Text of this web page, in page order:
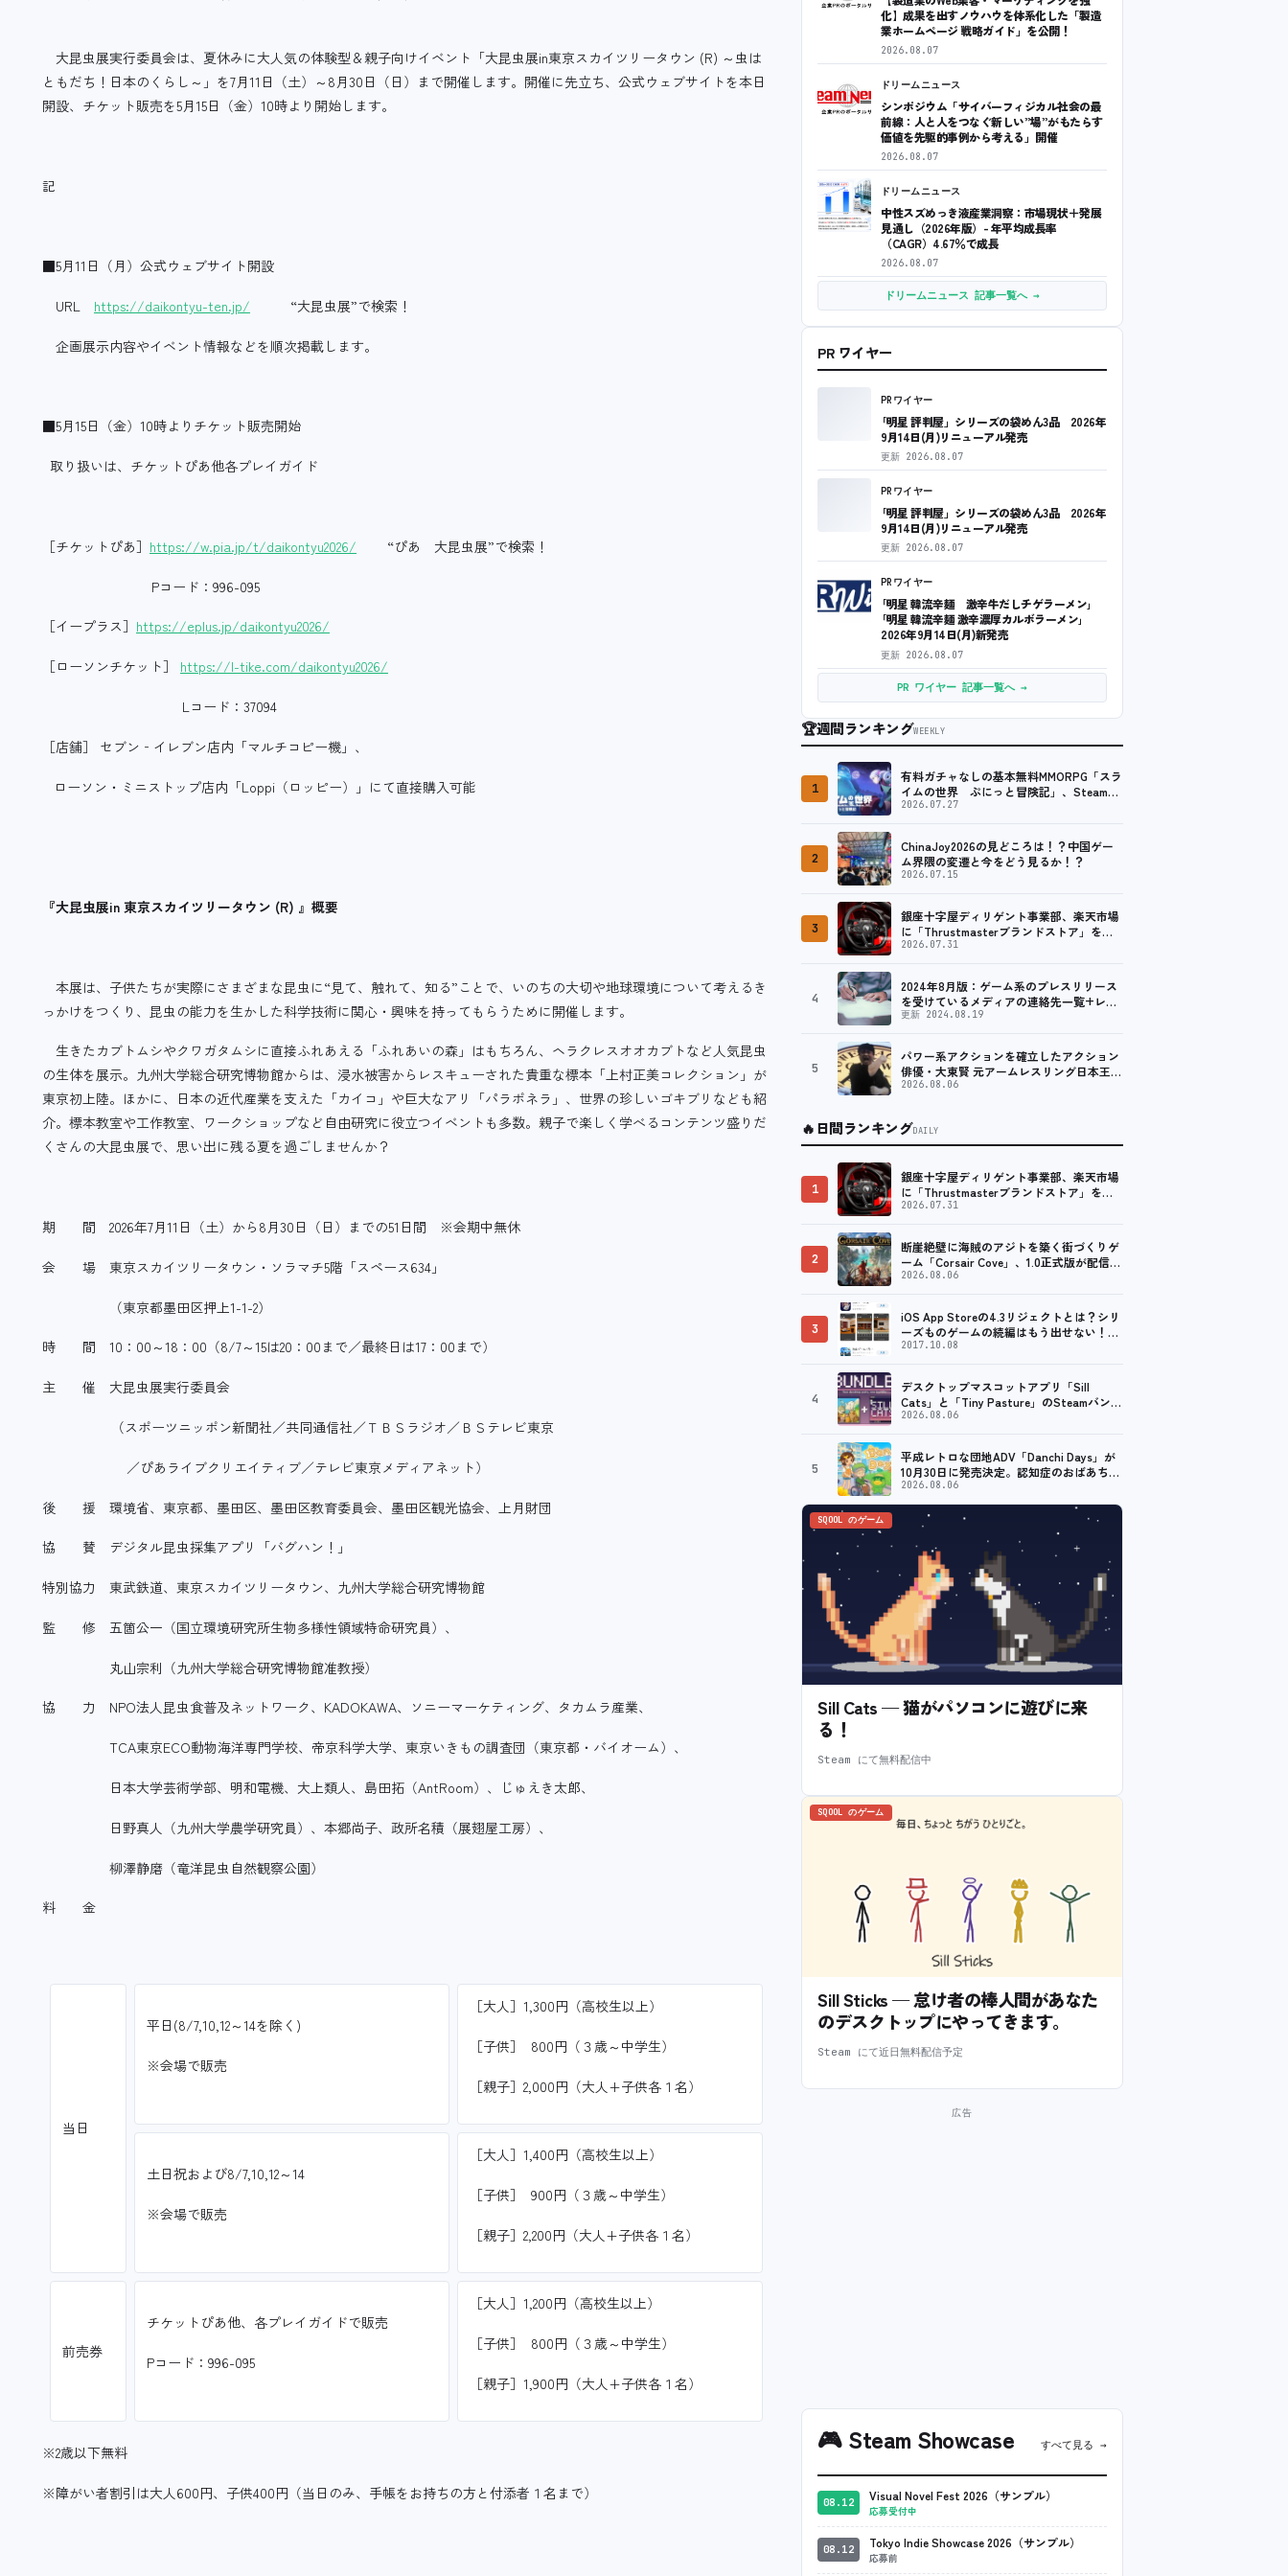
大昆虫展実行委員会は、夏休みに大人気の体験型＆親子向けイベント「大昆虫展in東京スカイツリータウン (R) ～虫は
ともだち！日本のくらし～」を7月11日（土）～8月30日（日）まで開催します。開催に先立ち、公式ウェブサイトを本日
開設、チケット販売を5月15日（金）10時より開始します。
記
■5月11日（月）公式ウェブサイト開設
URL https://daikontyu-ten.jp/ “大昆虫展”で検索！
企画展示内容やイベント情報などを順次掲載します。
■5月15日（金）10時よりチケット販売開始
取り扱いは、チケットぴあ他各プレイガイド
［チケットぴあ］ https://w.pia.jp/t/daikontyu2026/ “ぴあ 大昆虫展”で検索！
Pコード：996-095
［イープラス］ https://eplus.jp/daikontyu2026/
［ローソンチケット］ https://l-tike.com/daikontyu2026/
Lコード：37094
［店舗］ セブン‐イレブン店内「マルチコピー機」、
ローソン・ミニストップ店内「Loppi（ロッピー）」にて直接購入可能
『大昆虫展in 東京スカイツリータウン (R) 』概要
本展は、子供たちが実際にさまざまな昆虫に“見て、触れて、知る”ことで、いのちの大切や地球環境について考えるき
っかけをつくり、昆虫の能力を生かした科学技術に関心・興味を持ってもらうために開催します。
生きたカブトムシやクワガタムシに直接ふれあえる「ふれあいの森」はもちろん、ヘラクレスオオカブトなど人気昆虫
の生体を展示。九州大学総合研究博物館からは、浸水被害からレスキューされた貴重な標本「上村正美コレクション」が
東京初上陸。ほかに、日本の近代産業を支えた「カイコ」や巨大なアリ「パラポネラ」、世界の珍しいゴキブリなども紹
介。標本教室や工作教室、ワークショップなど自由研究に役立つイベントも多数。親子で楽しく学べるコンテンツ盛りだ
くさんの大昆虫展で、思い出に残る夏を過ごしませんか？
期 間 2026年7月11日（土）から8月30日（日）までの51日間 ※会期中無休
会 場 東京スカイツリータウン・ソラマチ5階「スペース634」
（東京都墨田区押上1-1-2）
時 間 10：00～18：00（8/7～15は20：00まで／最終日は17：00まで）
主 催 大昆虫展実行委員会
（スポーツニッポン新聞社／共同通信社／ＴＢＳラジオ／ＢＳテレビ東京
／ぴあライブクリエイティブ／テレビ東京メディアネット）
後 援 環境省、東京都、墨田区、墨田区教育委員会、墨田区観光協会、上月財団
協 賛 デジタル昆虫採集アプリ「バグハン！」
特別協力 東武鉄道、東京スカイツリータウン、九州大学総合研究博物館
監 修 五箇公一（国立環境研究所生物多様性領域特命研究員）、
丸山宗利（九州大学総合研究博物館准教授）
協 力 NPO法人昆虫食普及ネットワーク、KADOKAWA、ソニーマーケティング、タカムラ産業、
TCA東京ECO動物海洋専門学校、帝京科学大学、東京いきもの調査団（東京都・バイオーム）、
日本大学芸術学部、明和電機、大上類人、島田拓（AntRoom）、じゅえき太郎、
日野真人（九州大学農学研究員）、本郷尚子、政所名積（展翅屋工房）、
柳澤静磨（竜洋昆虫自然観察公園）
料 金
当日
平日(8/7,10,12～14を除く)
※会場で販売
［大人］1,300円（高校生以上）
［子供］ 800円（３歳～中学生）
［親子］2,000円（大人+子供各１名）
土日祝および8/7,10,12～14
※会場で販売
［大人］1,400円（高校生以上）
［子供］ 900円（３歳～中学生）
［親子］2,200円（大人+子供各１名）
前売券
チケットぴあ他、各プレイガイドで販売
Pコード：996-095
［大人］1,200円（高校生以上）
［子供］ 800円（３歳～中学生）
［親子］1,900円（大人+子供各１名）
※2歳以下無料
※障がい者割引は大人600円、子供400円（当日のみ、手帳をお持ちの方と付添者１名まで）
化】成果を出すノウハウを体系化した「製造
業ホームページ 戦略ガイド」を公開！
2026.08.07
ドリームニュース
シンポジウム「サイバーフィジカル社会の最
前線：人と人をつなぐ新しい”場”がもたらす
価値を先駆的事例から考える」開催
2026.08.07
ドリームニュース
中性スズめっき液産業洞察：市場現状＋発展
見通し（2026年版）- 年平均成長率
（CAGR）4.67％で成長
2026.08.07
ドリームニュース 記事一覧へ →
PR ワイヤー
PRワイヤー
｢明星 評判屋」シリーズの袋めん3品 2026年
9月14日(月)リニューアル発売
更新 2026.08.07
PRワイヤー
｢明星 評判屋」シリーズの袋めん3品 2026年
9月14日(月)リニューアル発売
更新 2026.08.07
PRワイヤー
｢明星 韓流辛麺 激辛牛だしチゲラーメン｣
｢明星 韓流辛麺 激辛濃厚カルボラーメン｣
2026年9月14日(月)新発売
更新 2026.08.07
PR ワイヤー 記事一覧へ →
🏆週間ランキングWEEKLY
1
有料ガチャなしの基本無料MMORPG「スラ
イムの世界 ぷにっと冒険記」、Steam向
けの無料体験版が8月末に配信決定
2026.07.27
2
ChinaJoy2026の見どころは！？中国ゲー
ム界隈の変遷と今をどう見るか！？
2026.07.15
3
銀座十字屋ディリゲント事業部、楽天市場
に「Thrustmasterブランドストア」をオ
ープン。記念キャンペーンでポイントアッ
2026.07.31
4
2024年8月版：ゲーム系のプレスリリース
を受けているメディアの連絡先一覧+レビ
ュー依頼先一覧
更新 2024.08.19
5
パワー系アクションを確立したアクション
俳優・大東賢 元アームレスリング日本王者
が切り拓く新たなアクション表現に注目
2026.08.06
🔥日間ランキングDAILY
1
銀座十字屋ディリゲント事業部、楽天市場
に「Thrustmasterブランドストア」をオ
ープン。記念キャンペーンでポイントアッ
ローラーを中心に、幅広くラインナップ
2026.07.31
2
断崖絶壁に海賊のアジトを築く街づくりゲ
ーム「Corsair Cove」、1.0正式版が配信開
始！
2026.08.06
3
iOS App Storeの4.3リジェクトとは？シリ
ーズものゲームの続編はもう出せない！？
脱出ゲームで相次ぐリジェクト
2017.10.08
4
デスクトップマスコットアプリ「Sill
Cats」と「Tiny Pasture」のSteamバンド
ルセットが販売開始。通常価格より10%割
2026.08.06
5
平成レトロな団地ADV「Danchi Days」が
10月30日に発売決定。認知症のおばあちゃ
んのために夏祭り復活を目指す
2026.08.06
SQOOL のゲーム
Sill Cats — 猫がパソコンに遊びに来
る！
Steam にて無料配信中
SQOOL のゲーム
Sill Sticks — 怠け者の棒人間があなた
のデスクトップにやってきます。
Steam にて近日無料配信予定
🎮Steam Showcase すべて見る →
08.12 Visual Novel Fest 2026（サンプル）
応募受付中
08.12 Tokyo Indie Showcase 2026（サンプル）
応募前